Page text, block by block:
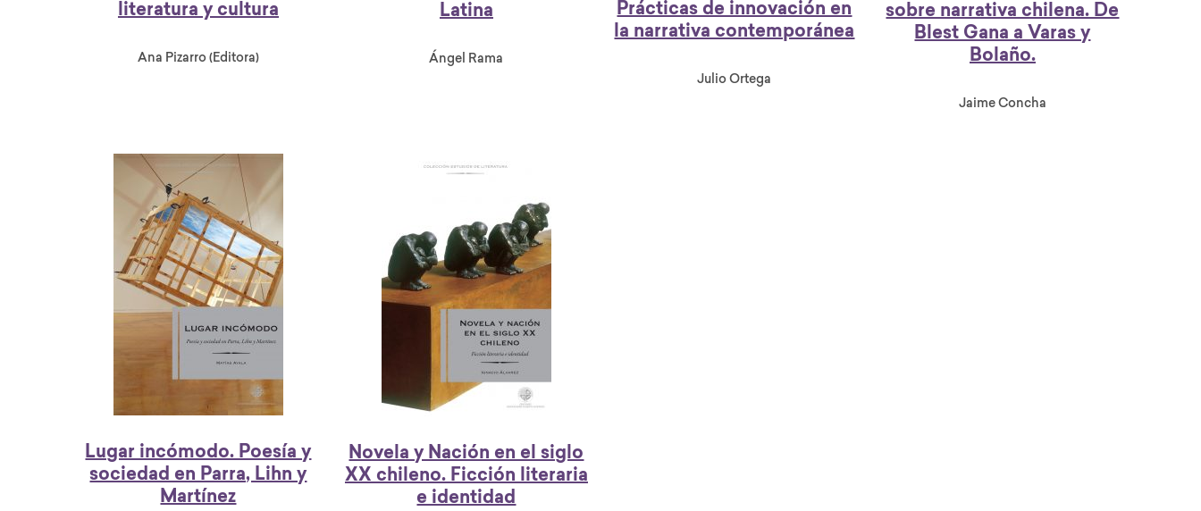
literatura y cultura
Ana Pizarro (Editora)
Latina
Ángel Rama
Prácticas de innovación en
la narrativa contemporánea
Julio Ortega
sobre narrativa chilena. De
Blest Gana a Varas y
Bolaño.
Jaime Concha
Lugar incómodo. Poesía y
sociedad en Parra, Lihn y
Martínez
Novela y Nación en el siglo
XX chileno. Ficción literaria
e identidad